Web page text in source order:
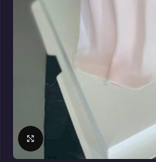
Click to enlarge